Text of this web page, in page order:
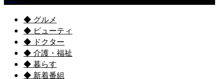
◆ グルメ
◆ ビューティ
◆ ドクター
◆ 介護・福祉
◆ 暮らす
◆ 新着番組